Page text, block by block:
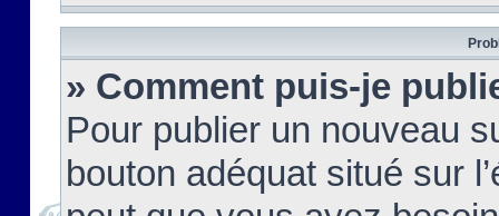
» Comment puis-je
Pour publier un nouveau
bouton adéquat situé sur